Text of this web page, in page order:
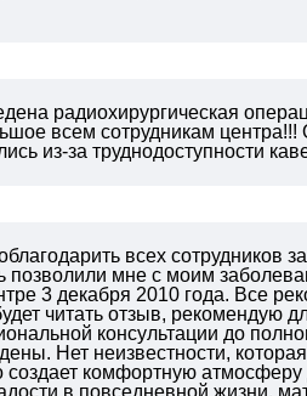
радиохирургическая
всем сотрудникам
из-за труднодоступности
всех сотрудников
мне с моим
3 декабря 2010 года. Все
читать отзыв, рекомендую
консультации до
Нет неизвестности,
создает комфортную
в повседневной жизни,